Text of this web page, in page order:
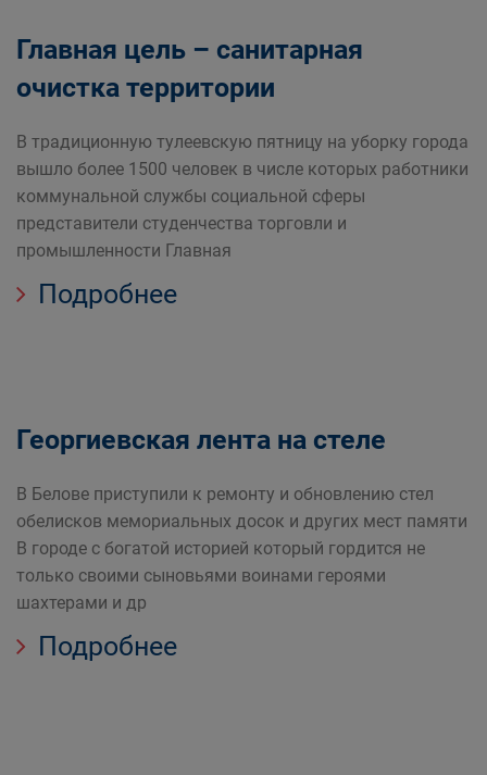
Главная цель – санитарная
очистка территории
В традиционную тулеевскую пятницу на уборку города
вышло более 1500 человек в числе которых работники
коммунальной службы социальной сферы
представители студенчества торговли и
промышленности Главная
Подробнее
Георгиевская лента на стеле
В Белове приступили к ремонту и обновлению стел
обелисков мемориальных досок и других мест памяти
В городе с богатой историей который гордится не
только своими сыновьями воинами героями
шахтерами и др
Подробнее